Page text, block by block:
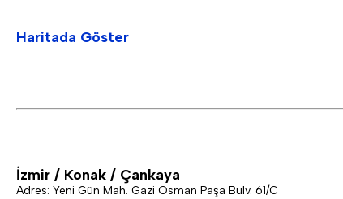
Haritada Göster
İzmir / Konak / Çankaya
Adres: Yeni Gün Mah. Gazi Osman Paşa Bulv. 61/C